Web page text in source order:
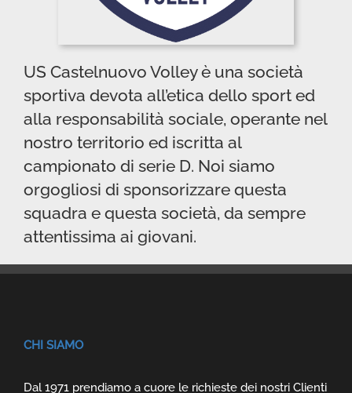
US Castelnuovo Volley è una società
sportiva devota all’etica dello sport ed
alla responsabilità sociale, operante nel
nostro territorio ed iscritta al
campionato di serie D. Noi siamo
orgogliosi di sponsorizzare questa
squadra e questa società, da sempre
attentissima ai giovani.
CHI SIAMO
Dal 1971 prendiamo a cuore le richieste dei nostri Clienti